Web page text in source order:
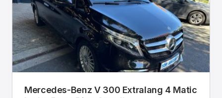
Mercedes-Benz V 300 Extralang 4 Matic